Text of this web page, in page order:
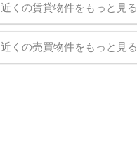
近くの賃貸物件をもっと見る
近くの売買物件をもっと見る